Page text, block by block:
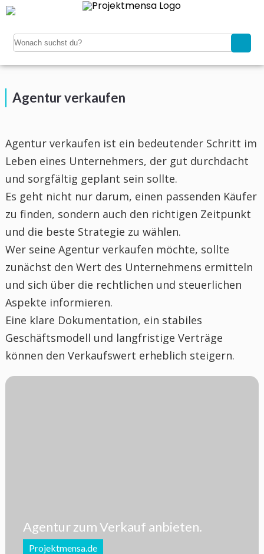
Agentur verkaufen
Agentur verkaufen ist ein bedeutender Schritt im
Leben eines Unternehmers, der gut durchdacht
und sorgfältig geplant sein sollte.
Es geht nicht nur darum, einen passenden Käufer
zu finden, sondern auch den richtigen Zeitpunkt
und die beste Strategie zu wählen.
Wer seine Agentur verkaufen möchte, sollte
zunächst den Wert des Unternehmens ermitteln
und sich über die rechtlichen und steuerlichen
Aspekte informieren.
Eine klare Dokumentation, ein stabiles
Geschäftsmodell und langfristige Verträge
können den Verkaufswert erheblich steigern.
Agentur zum Verkauf anbieten.
Projektmensa.de